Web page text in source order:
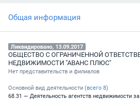
Общая информация
Ликвидировано, 13.09.2017
ОБЩЕСТВО С ОГРАНИЧЕННОЙ
НЕДВИЖИМОСТИ "АВАНС ПЛЮС"
Нет представительств и филиалов
Основной вид деятельности (всего 8)
68.31 — Деятельность агентств недвижимости